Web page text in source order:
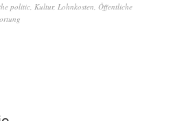
politic, Kultur, Lohnkosten, Öffentliche